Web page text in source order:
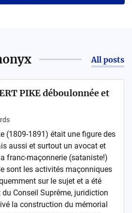
All posts
PIKE déboulonnée et
(1809-1891) était une figure des
aussi et surtout un avocat et
franc-maçonnerie (sataniste!)
sont les activités maçonniques
sur le sujet et a été
Conseil Suprême, juridiction
la construction du mémorial